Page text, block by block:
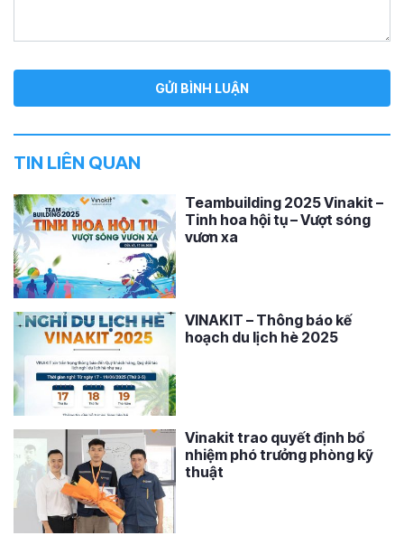
TIN LIÊN QUAN
Teambuilding 2025 Vinakit –
Tinh hoa hội tụ – Vượt sóng
vươn xa
VINAKIT – Thông báo kế
hoạch du lịch hè 2025
Vinakit trao quyết định bổ
nhiệm phó trưởng phòng kỹ
thuật